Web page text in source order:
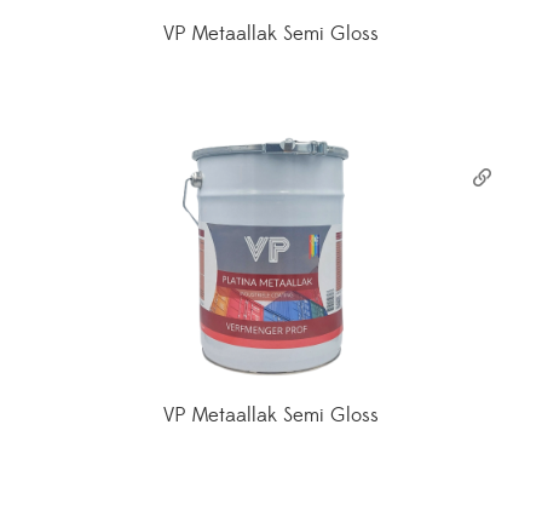
VP Metaallak Semi Gloss
VP Metaallak Semi Gloss